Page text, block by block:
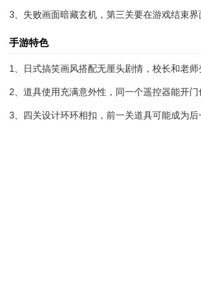
3、失败画面暗藏玄机，第三关要在游戏结束界
手游特色
1、日式搞笑画风搭配无厘头剧情，校长和老师
2、道具使用充满意外性，同一个遥控器能开门
3、四关设计环环相扣，前一关道具可能成为后